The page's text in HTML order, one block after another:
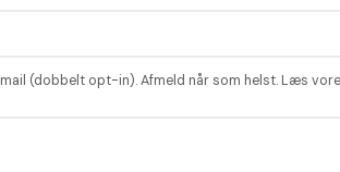
(dobbelt opt-in). Afmeld når som helst. Læs